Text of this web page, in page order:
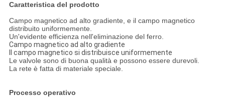
Caratteristica del prodotto
Campo magnetico ad alto gradiente, e il campo magnetico
distribuito uniformemente.
Un'evidente efficienza nell'eliminazione del ferro.
Campo magnetico ad alto gradiente
Il campo magnetico si distribuisce uniformemente
Le valvole sono di buona qualità e possono essere durevoli.
La rete è fatta di materiale speciale.
Processo operativo